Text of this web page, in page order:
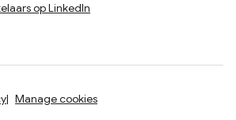
op LinkedIn
Manage cookies